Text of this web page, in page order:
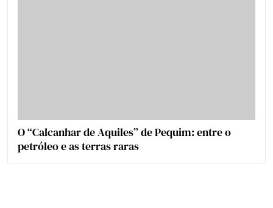
O “Calcanhar de Aquiles” de Pequim: entre o
petróleo e as terras raras